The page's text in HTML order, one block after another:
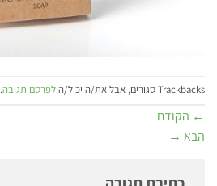
Trackbacks סגורים, אבל את/ה יכול/ה לפרסם תגובה.
← הקודם
הבא →